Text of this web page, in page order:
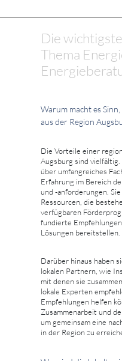
Die
Thema
Warum macht es
aus der Region
Die Vorteile einer
Augsburg sind
über umfangreiches
Erfahrung im Bereich
und -anforderungen.
Ressourcen, die
verfügbaren
fundierte
Lösungen bereitstellen.
Darüber hinaus haben
lokalen Partnern, wie
mit denen sie
lokale Experten
Empfehlungen helfen
Zusammenarbeit und
um gemeinsam eine
in der Region zu